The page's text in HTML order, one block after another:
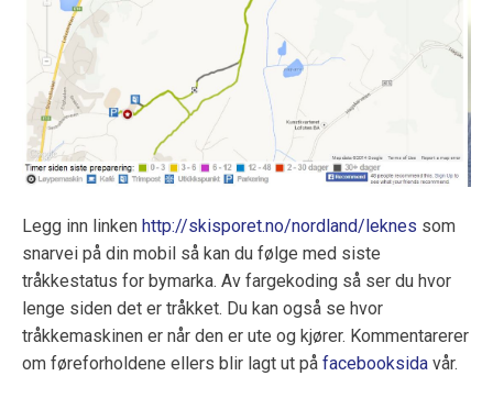
Legg inn linken http://skisporet.no/nordland/leknes som
snarvei på din mobil så kan du følge med siste
tråkkestatus for bymarka. Av fargekoding så ser du hvor
lenge siden det er tråkket. Du kan også se hvor
tråkkemaskinen er når den er ute og kjører. Kommentarerer
om føreforholdene ellers blir lagt ut på facebooksida vår.